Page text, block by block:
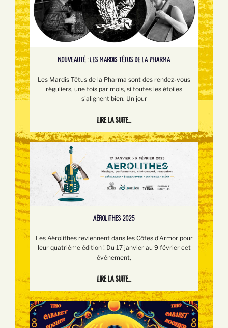
NOUVEAUTÉ : LES MARDIS TÊTUS DE LA PHARMA
Les Mardis Têtus de la Pharma sont des rendez-vous
réguliers, une fois par mois, si toutes les étoiles
s'alignent bien. Un jour
Lire la suite...
AÉROLITHES 2025
Les Aérolithes reviennent dans les Côtes d’Armor pour
leur quatrième édition ! Du 17 janvier au 9 février cet
événement,
Lire la suite...